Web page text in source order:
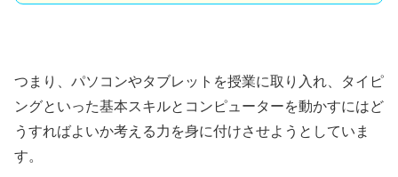
つまり、パソコンやタブレットを授業に取り入れ、タイピ
ングといった基本スキルとコンピューターを動かすにはど
うすればよいか考える力を身に付けさせようとしていま
す。